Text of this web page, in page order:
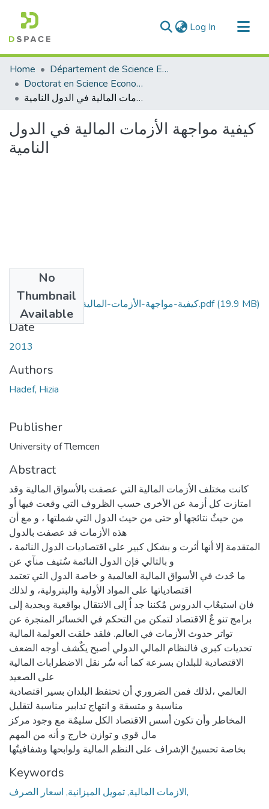
Log In (current)
Communities & Collections
All of DSpace
Statistics
Home
Département de Science Economique
Doctorat en Science Economique
كيفية مواجهة الأزمات المالية في الدول النامية
كيفية مواجهة الأزمات المالية في الدول
النامية
No
Thumbnail
Available
كيفية-مواجهة-الأزمات-المالية-في-الدول-النامية.pdf(19.9 MB)
Date
2013
Authors
Hadef, Hizia
Publisher
University of Tlemcen
Abstract
كانت مختلف الأزمات المالية التي عصفت بالأسواق المالية وقد
امتازت كل أزمة عن الأخرى حسب الظروف التي وقعت فيها أو
من حيثٌ نتائجها أو حتى من حيث الدول التي شملتها ، و مع أن
هذه الأزمات قد عصفت بالدول
المتقدمة إلا أنها أثرت و بشكل كبير على اقتصاديات الدول النائمة ،
و بالتالي فإن الدول النائمة سٌتيف منآي عن
ما حٌدث في الأسواق المالية العالمية و خاصة الدول التي تعتمد
اقتصادياتها على المواد الأولية والبترولية، و لذلك
فان استيعٌاب الدروس مٌكننا جد اٌ إلى الانتقال بواقعية وبجدية إلى
برامج تنو عٌ الاقتصاد لتمكن من التحكم في الخسائر المنجرة عن
تواتر حدوث الأزمات في العالم. فلقد خلقت العولمة المالية
تحديات كبرى فالنظام المالي الدولي أصبح يكٌشف أوجه الضعف
الاقتصادية للبلدان بسرعة كما أنه سٌٌر نقل الاضطرابات المالية
على الصعيد
العالمي ،لذلك فمن الضروري أن تحتفظ البلدان بسير اقتصادية
مناسبة و متسقة و انتهاج تدابير مناسبة لتقليل
المخاطر وأن تكون أسس الاقتصاد الكل سليمٌة مع وجود مركز
مال قوي و توازن خارج و أنه من المهم
بخاصة تحسينٌ الإشراف على النظم المالية ولوابحها وشفافيتٌها
Keywords
الازمات المالية, تمويل الميزانية, اسعار الصرف,